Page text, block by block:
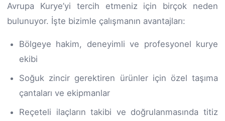
Avrupa Kurye’yi tercih etmeniz için birçok neden
bulunuyor. İşte bizimle çalışmanın avantajları:
Bölgeye hakim, deneyimli ve profesyonel kurye
ekibi
Soğuk zincir gerektiren ürünler için özel taşıma
çantaları ve ekipmanlar
Reçeteli ilaçların takibi ve doğrulanmasında titiz